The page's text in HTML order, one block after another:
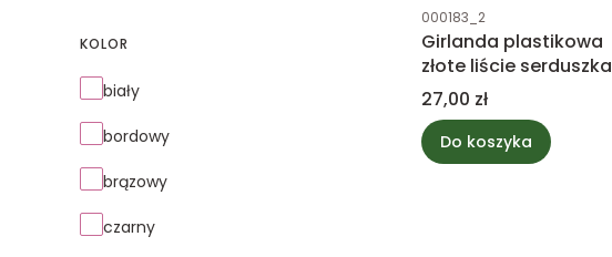
KOLOR
Kolor
biały
bordowy
brązowy
czarny
Kod produktu
000183_2
Girlanda plastikowa
złote liście serduszka
Cena
27,00 zł
Do koszyka